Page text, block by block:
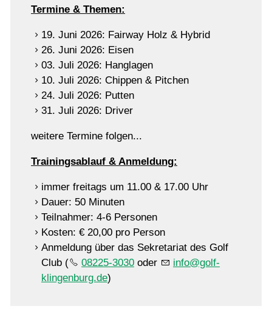
Restaurant
Termine & Themen:
19. Juni 2026: Fairway Holz & Hybrid
26. Juni 2026: Eisen
03. Juli 2026: Hanglagen
10. Juli 2026: Chippen & Pitchen
24. Juli 2026: Putten
31. Juli 2026: Driver
weitere Termine folgen...
Trainingsablauf & Anmeldung:
immer freitags um 11.00 & 17.00 Uhr
Dauer: 50 Minuten
Teilnahmer: 4-6 Personen
Kosten: € 20,00 pro Person
Anmeldung über das Sekretariat des Golf
Club (
08225-3030 oder
info@golf-
klingenburg.de)